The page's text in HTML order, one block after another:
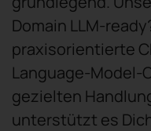
Domain LLM-
praxisorientierte
Language-Model-
gezielten
unterstützt es